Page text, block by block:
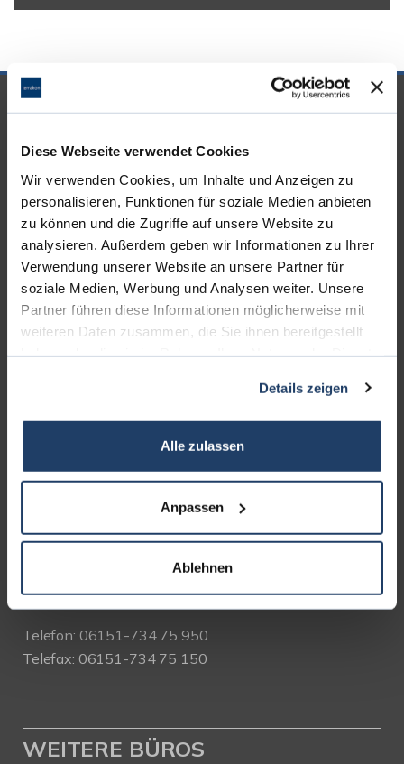
Diese Webseite verwendet Cookies
Wir verwenden Cookies, um Inhalte und Anzeigen zu
personalisieren, Funktionen für soziale Medien anbieten
zu können und die Zugriffe auf unsere Website zu
analysieren. Außerdem geben wir Informationen zu Ihrer
Verwendung unserer Website an unsere Partner für
soziale Medien, Werbung und Analysen weiter. Unsere
Partner führen diese Informationen möglicherweise mit
weiteren Daten zusammen, die Sie ihnen bereitgestellt
Details zeigen
Alle zulassen
Anpassen
Ablehnen
UNSERE PARTNER &
AUSZEICHNUNGEN
terrakon Immobilienberatung
Bad Nauheimer Straße 4
Bürozeiten:
Mo. - Fr. 9.00 - 18.00 Uhr
Sa. + So. nach Vereinbarung
Telefon: 06151-734 75 950
Telefax: 06151-734 75 150
WEITERE BÜROS